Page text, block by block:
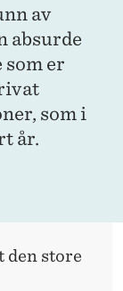
av
absurde
som er
som i
år.
den store